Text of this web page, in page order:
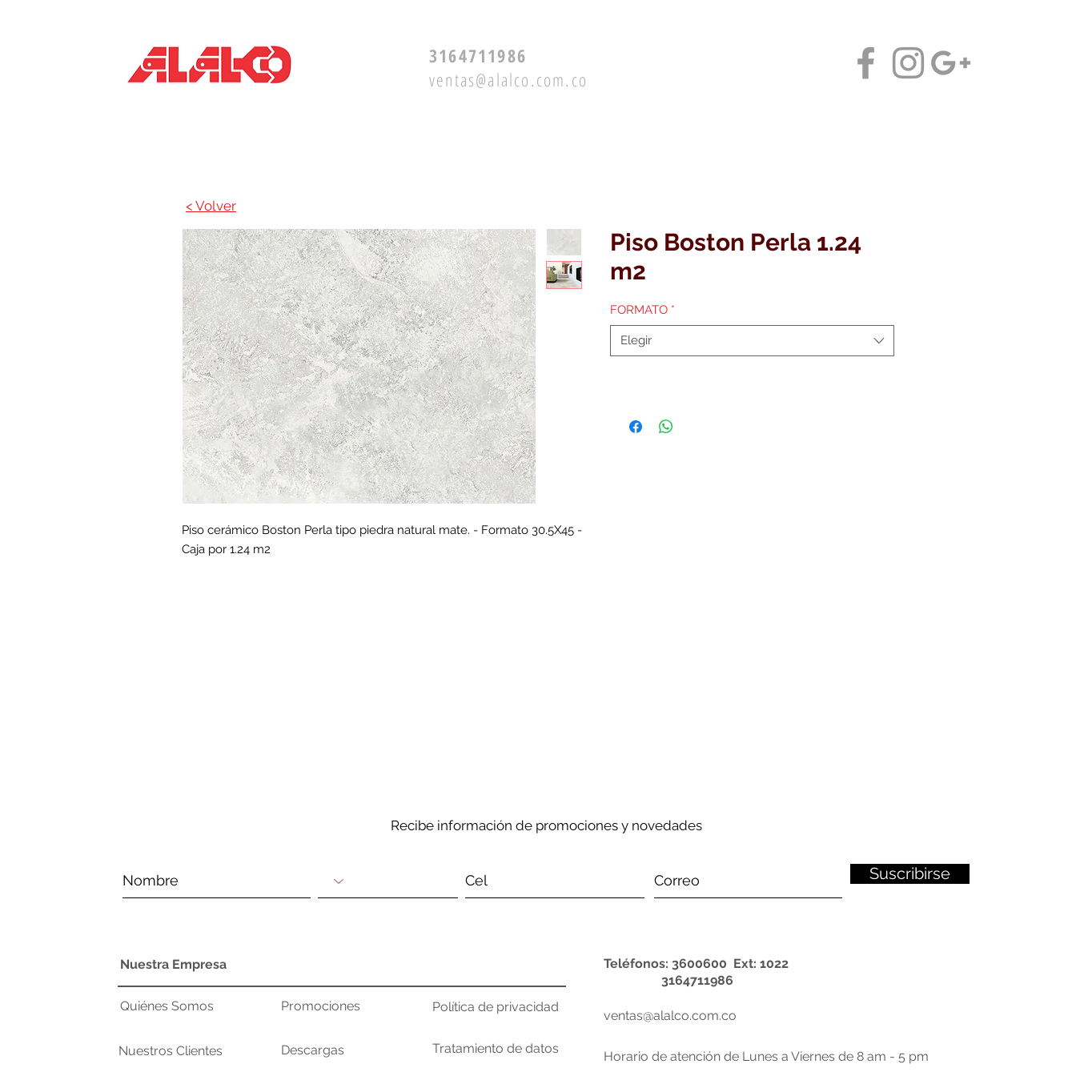
3164711986
ventas@alalco.com.co
Piso cerámico Boston Perla tipo piedra natural mate. - Formato 30.5X45 -
Caja por 1.24 m2
Piso Boston Perla 1.24
m2
FORMATO *
Elegir
< Volver
Recibe información de promociones y novedades
Suscribirse
Nuestra Empresa
Quiénes Somos
Nuestros Clientes
Promociones
Descargas
Política de privacidad
Tratamiento de datos
Teléfonos: 3600600 Ext: 1022
3164711986
ventas@alalco.com.co
Horario de atención de Lunes a Viernes de 8 am - 5 pm